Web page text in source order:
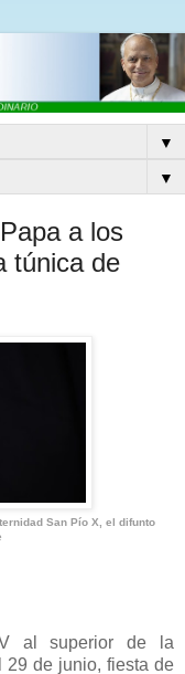
▼
▼
a los
túnica de
San Pío X, el difunto
al superior de la
29 de junio, fiesta de